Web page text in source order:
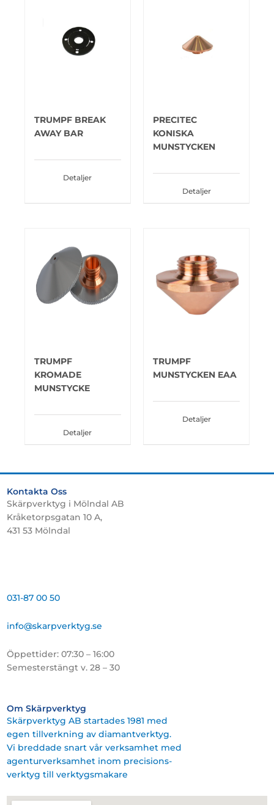
TRUMPF BREAK
AWAY BAR
Detaljer
PRECITEC
KONISKA
MUNSTYCKEN
Detaljer
TRUMPF
KROMADE
MUNSTYCKE
Detaljer
TRUMPF
MUNSTYCKEN EAA
Detaljer
Kontakta Oss
Skärpverktyg i Mölndal AB
Kråketorpsgatan 10 A,
431 53 Mölndal
031-87 00 50
info@skarpverktyg.se
Öppettider: 07:30 – 16:00
Semesterstängt v. 28 – 30
Om Skärpverktyg
Skärpverktyg AB startades 1981 med
egen tillverkning av diamantverktyg.
Vi breddade snart vår verksamhet med
agenturverksamhet inom precisions-
verktyg till verktygsmakare